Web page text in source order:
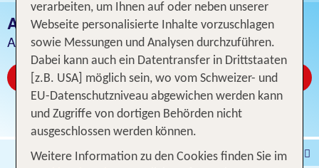
ARUBA FERIEN
Angebot für 1 Woche inklusive Flug
Jetzt ab CHF 2114
Pauschalferien
Hotel
verarbeiten, um Ihnen auf oder neben unserer
Webseite personalisierte Inhalte vorzuschlagen
sowie Messungen und Analysen durchzuführen.
Dabei kann auch ein Datentransfer in Drittstaaten
[z.B. USA] möglich sein, wo vom Schweizer- und
EU-Datenschutzniveau abgewichen werden kann
und Zugriffe von dortigen Behörden nicht
ausgeschlossen werden können.
Weitere Information zu den Cookies finden Sie im